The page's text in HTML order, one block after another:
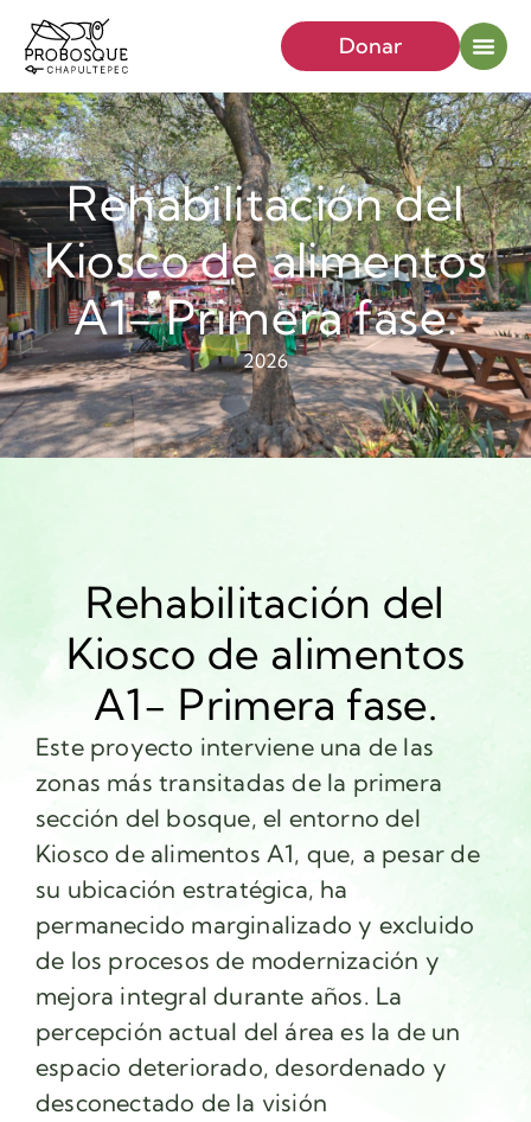
Donar
Rehabilitación del
Kiosco de alimentos
A1- Primera fase.
2026
Rehabilitación del
Kiosco de alimentos
A1- Primera fase.
Este proyecto interviene una de las
zonas más transitadas de la primera
sección del bosque, el entorno del
Kiosco de alimentos A1, que, a pesar de
su ubicación estratégica, ha
permanecido marginalizado y excluido
de los procesos de modernización y
mejora integral durante años. La
percepción actual del área es la de un
espacio deteriorado, desordenado y
desconectado de la visión